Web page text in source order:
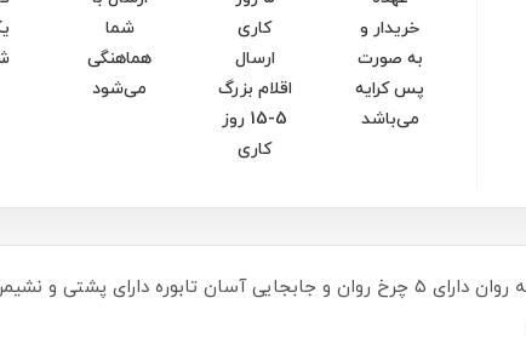
خریدار و
به صورت
پس کرایه
می‌باشد
کاری
ارسال
اقلام بزرگ
5-15 روز
کاری
شما
هماهنگی
می‌شود
صندلی تابوره گردان قابلیت چرخش پشتی‌ ۳۶۰ درجه روان دارای ۵ چرخ روان و جابجایی